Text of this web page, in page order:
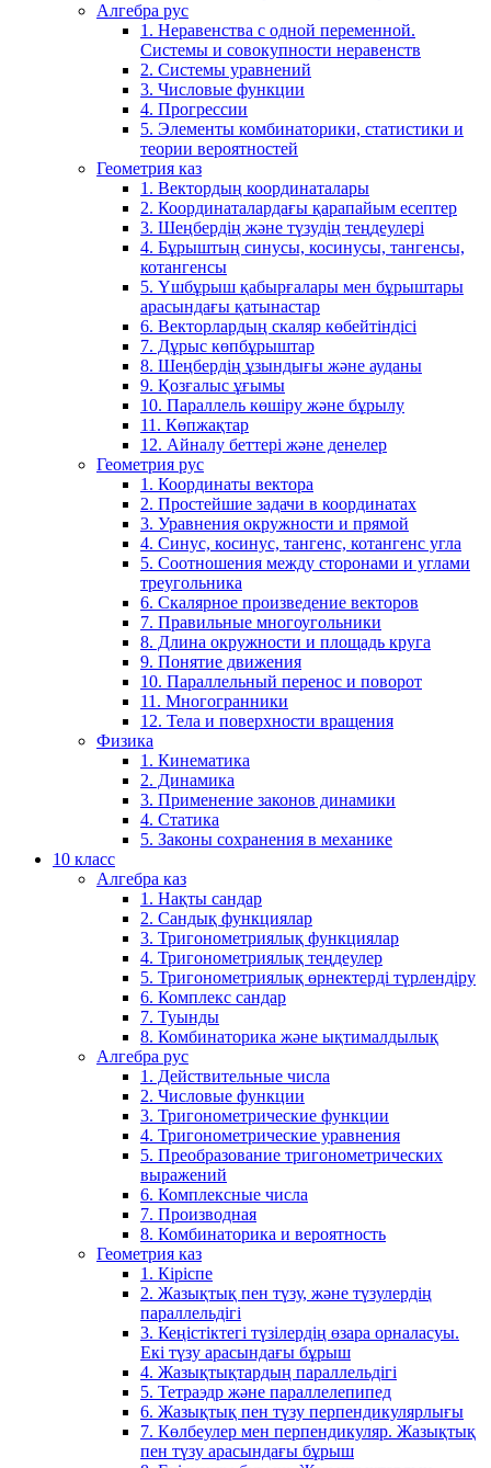
Алгебра рус
1. Неравенства с одной переменной.
Системы и совокупности неравенств
2. Системы уравнений
3. Числовые функции
4. Прогрессии
5. Элементы комбинаторики, статистики и
теории вероятностей
Геометрия каз
1. Вектордың координаталары
2. Координаталардағы қарапайым есептер
3. Шеңбердің және түзудің теңдеулері
4. Бұрыштың синусы, косинусы, тангенсы,
котангенсы
5. Үшбұрыш қабырғалары мен бұрыштары
арасындағы қатынастар
6. Векторлардың скаляр көбейтіндісі
7. Дұрыс көпбұрыштар
8. Шеңбердің ұзындығы және ауданы
9. Қозғалыс ұғымы
10. Параллель көшіру және бұрылу
11. Көпжақтар
12. Айналу беттері және денелер
Геометрия рус
1. Координаты вектора
2. Простейшие задачи в координатах
3. Уравнения окружности и прямой
4. Синус, косинус, тангенс, котангенс угла
5. Соотношения между сторонами и углами
треугольника
6. Скалярное произведение векторов
7. Правильные многоугольники
8. Длина окружности и площадь круга
9. Понятие движения
10. Параллельный перенос и поворот
11. Многогранники
12. Тела и поверхности вращения
Физика
1. Кинематика
2. Динамика
3. Применение законов динамики
4. Статика
5. Законы сохранения в механике
10 класс
Алгебра каз
1. Нақты сандар
2. Сандық функциялар
3. Тригонометриялық функциялар
4. Тригонометриялық теңдеулер
5. Тригонометриялық өрнектерді түрлендіру
6. Комплекс сандар
7. Туынды
8. Комбинаторика және ықтималдылық
Алгебра рус
1. Действительные числа
2. Числовые функции
3. Тригонометрические функции
4. Тригонометрические уравнения
5. Преобразование тригонометрических
выражений
6. Комплексные числа
7. Производная
8. Комбинаторика и вероятность
Геометрия каз
1. Кіріспе
2. Жазықтық пен түзу, және түзулердің
параллельдігі
3. Кеңістіктегі түзілердің өзара орналасуы.
Екі түзу арасындағы бұрыш
4. Жазықтықтардың параллельдігі
5. Тетраэдр және параллелепипед
6. Жазықтық пен түзу перпендикулярлығы
7. Көлбеулер мен перпендикуляр. Жазықтық
пен түзу арасындағы бұрыш